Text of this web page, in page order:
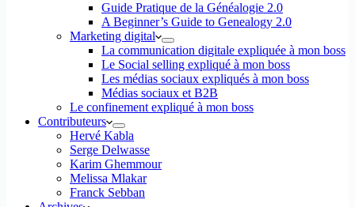
Guide Pratique de la Généalogie 2.0
A Beginner’s Guide to Genealogy 2.0
Marketing digital
La communication digitale expliquée à mon boss
Le Social selling expliqué à mon boss
Les médias sociaux expliqués à mon boss
Médias sociaux et B2B
Le confinement expliqué à mon boss
Contributeurs
Hervé Kabla
Serge Delwasse
Karim Ghemmour
Melissa Mlakar
Franck Sebban